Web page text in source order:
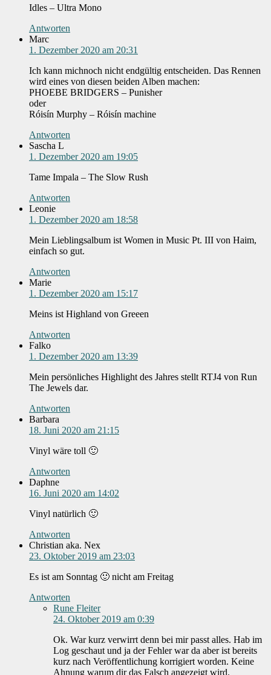
Idles – Ultra Mono
Antworten
Marc
1. Dezember 2020 am 20:31
Ich kann michnoch nicht endgültig entscheiden. Das Rennen
wird eines von diesen beiden Alben machen:
PHOEBE BRIDGERS – Punisher
oder
Róisín Murphy – Róisín machine
Antworten
Sascha L
1. Dezember 2020 am 19:05
Tame Impala – The Slow Rush
Antworten
Leonie
1. Dezember 2020 am 18:58
Mein Lieblingsalbum ist Women in Music Pt. III von Haim,
einfach so gut.
Antworten
Marie
1. Dezember 2020 am 15:17
Meins ist Highland von Greeen
Antworten
Falko
1. Dezember 2020 am 13:39
Mein persönliches Highlight des Jahres stellt RTJ4 von Run
The Jewels dar.
Antworten
Barbara
18. Juni 2020 am 21:15
Vinyl wäre toll 🙂
Antworten
Daphne
16. Juni 2020 am 14:02
Vinyl natürlich 🙂
Antworten
Christian aka. Nex
23. Oktober 2019 am 23:03
Es ist am Sonntag 🙂 nicht am Freitag
Antworten
Rune Fleiter
24. Oktober 2019 am 0:39
Ok. War kurz verwirrt denn bei mir passt alles. Hab im
Log geschaut und ja der Fehler war da aber ist bereits
kurz nach Veröffentlichung korrigiert worden. Keine
Ahnung warum dir das Falsch angezeigt wird.